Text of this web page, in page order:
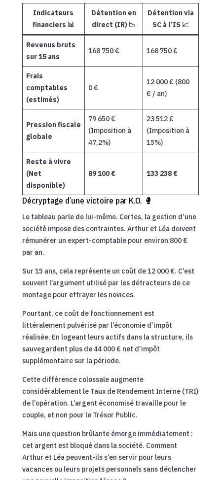
Indicateurs
financiers 📊
Détention en
direct (IR) 📉
Détention via
SC à l’IS 📈
Revenus bruts
sur 15 ans
168 750 € 168 750 €
Frais
comptables
(estimés)
0 €
12 000 € (800
€ / an)
Pression fiscale
globale
79 650 €
(Imposition à
47,2%)
23 512 €
(Imposition à
15%)
Reste à vivre
(Net
disponible)
89 100 € 133 238 €
Décryptage d’une victoire par K.O. 🥊
Le tableau parle de lui-même. Certes, la gestion d’une
société impose des contraintes. Arthur et Léa doivent
rémunérer un expert-comptable pour environ 800 €
par an.
Sur 15 ans, cela représente un coût de 12 000 €. C’est
souvent l’argument utilisé par les détracteurs de ce
montage pour effrayer les novices.
Pourtant, ce coût de fonctionnement est
littéralement pulvérisé par l’économie d’impôt
réalisée. En logeant leurs actifs dans la structure, ils
sauvegardent plus de 44 000 € net d’impôt
supplémentaire sur la période.
Cette différence colossale augmente
considérablement le Taux de Rendement Interne (TRI)
de l’opération. L’argent économisé travaille pour le
couple, et non pour le Trésor Public.
Mais une question brûlante émerge immédiatement :
cet argent est bloqué dans la société. Comment
Arthur et Léa peuvent-ils s’en servir pour leurs
vacances ou leurs projets personnels sans déclencher